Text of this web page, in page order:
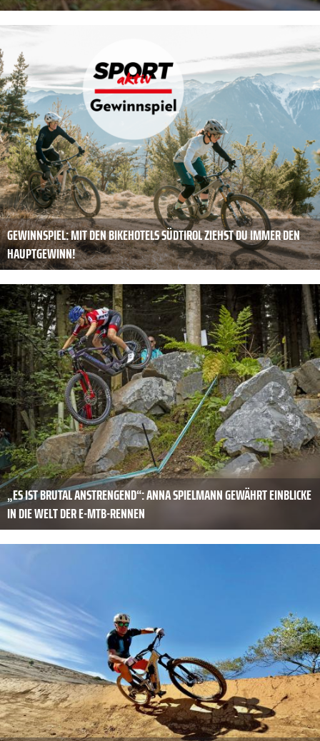
GEWINNSPIEL: MIT DEN BIKEHOTELS SÜDTIROL ZIEHST DU IMMER DEN
HAUPTGEWINN!
„ES IST BRUTAL ­ANSTRENGEND“: ANNA SPIELMANN GEWÄHRT EINBLICKE
IN DIE WELT DER E-MTB-RENNEN